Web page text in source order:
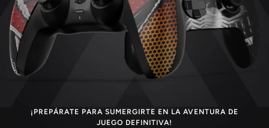
¡PREPÁRATE PARA SUMERGIRTE EN LA AVENTURA DE
JUEGO DEFINITIVA!